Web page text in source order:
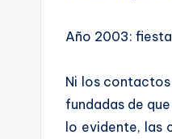
Año 2003:
Ni los
fundadas de
lo evidente, las